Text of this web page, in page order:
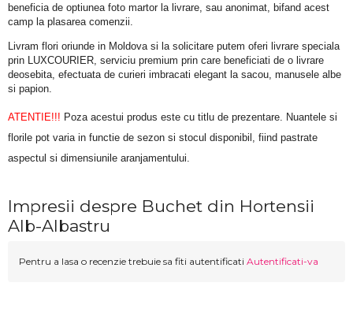
beneficia de optiunea foto martor la livrare, sau anonimat, bifand acest
camp la plasarea comenzii.
Livram flori oriunde in Moldova si la solicitare putem oferi livrare speciala
prin LUXCOURIER, serviciu premium prin care beneficiati de o livrare
deosebita, efectuata de curieri imbracati elegant la sacou, manusele albe
si papion.
ATENTIE!!! Poza acestui produs este cu titlu de prezentare. Nuantele si
florile pot varia in functie de sezon si stocul disponibil, fiind pastrate
aspectul si dimensiunile aranjamentului.
Impresii despre Buchet din Hortensii
Alb-Albastru
Pentru a lasa o recenzie trebuie sa fiti autentificati Autentificati-va